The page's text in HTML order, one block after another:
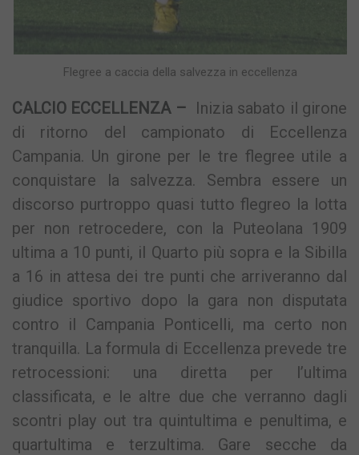
Flegree a caccia della salvezza in eccellenza
CALCIO ECCELLENZA – Inizia sabato il girone
di ritorno del campionato di Eccellenza
Campania. Un girone per le tre flegree utile a
conquistare la salvezza. Sembra essere un
discorso purtroppo quasi tutto flegreo la lotta
per non retrocedere, con la Puteolana 1909
ultima a 10 punti, il Quarto più sopra e la Sibilla
a 16 in attesa dei tre punti che arriveranno dal
giudice sportivo dopo la gara non disputata
contro il Campania Ponticelli, ma certo non
tranquilla. La formula di Eccellenza prevede tre
retrocessioni: una diretta per l’ultima
classificata, e le altre due che verranno dagli
scontri play out tra quintultima e penultima, e
quartultima e terzultima. Gare secche da